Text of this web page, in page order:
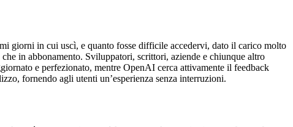
giorni in cui uscì, e quanto fosse difficile accedervi, dato il carico molto
in abbonamento. Sviluppatori, scrittori, aziende e chiunque altro
e perfezionato, mentre OpenAI cerca attivamente il feedback
fornendo agli utenti un’esperienza senza interruzioni.